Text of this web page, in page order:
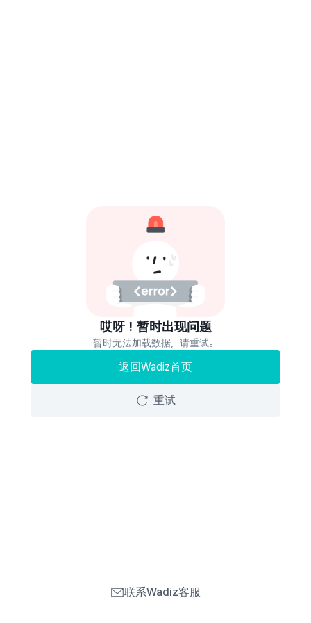
哎呀！暂时出现问题
暂时无法加载数据，请重试。
返回Wadiz首页
重试
联系Wadiz客服